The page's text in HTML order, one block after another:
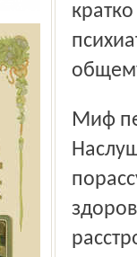
Миф первый: «психические болезни заразны».